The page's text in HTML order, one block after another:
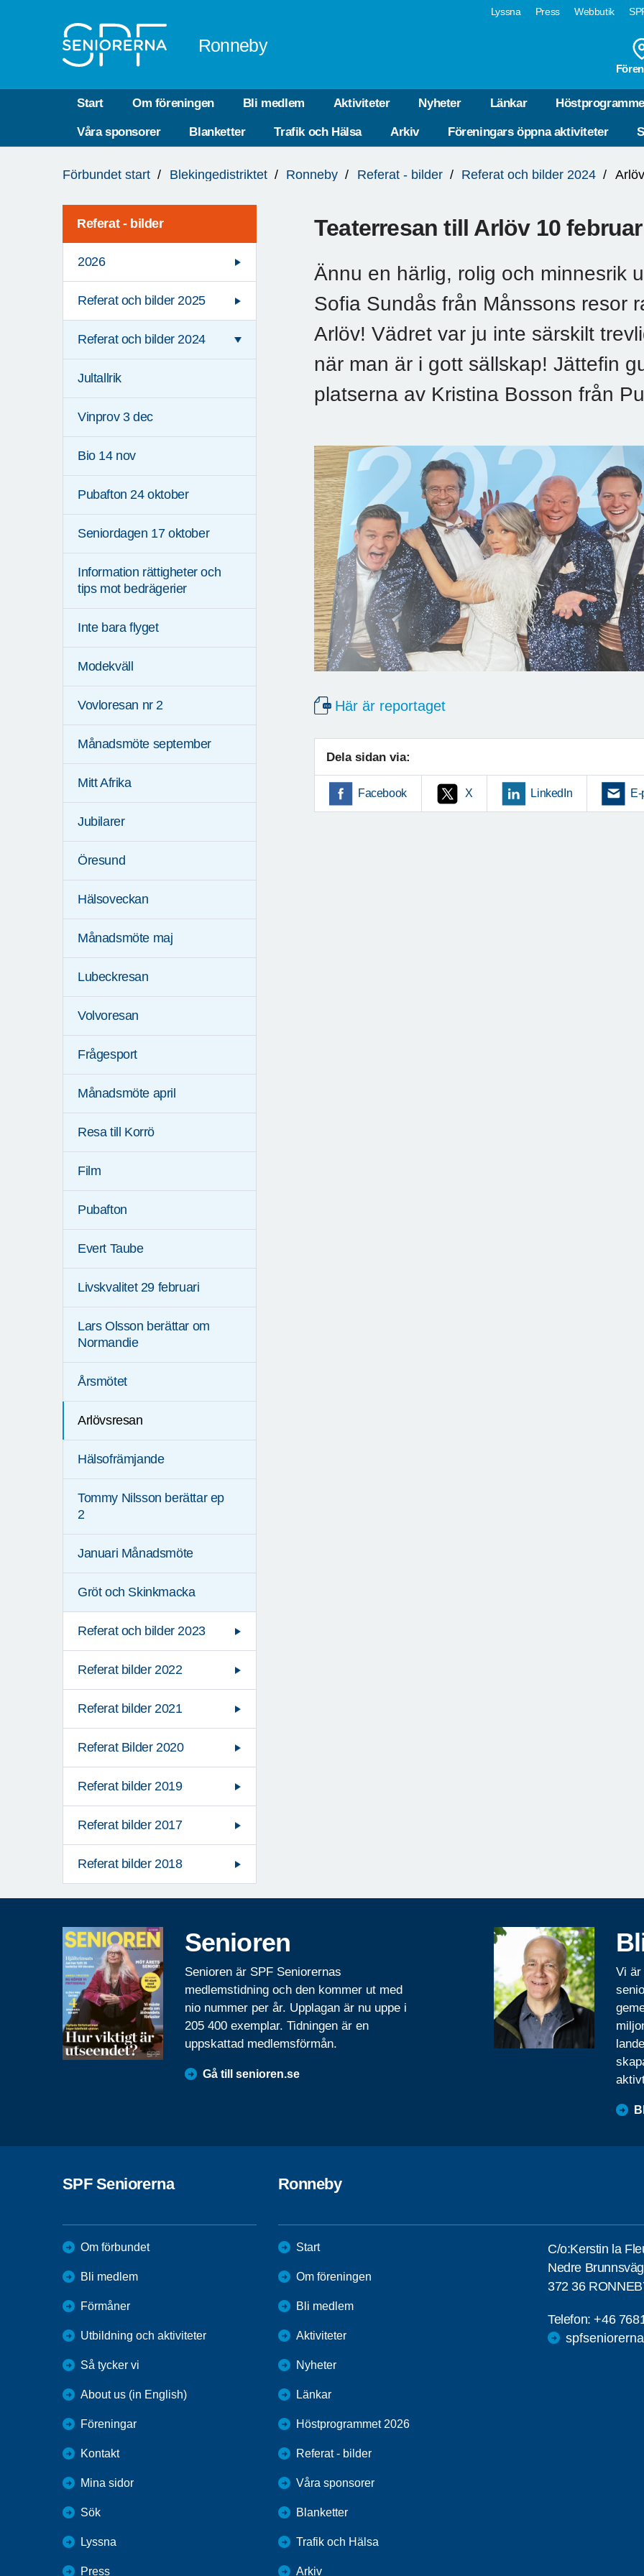
Lyssna Press Webbutik
Ronneby
Start Om föreningen Bli medlem Aktiviteter Nyheter Länkar
Våra sponsorer Blanketter Trafik och Hälsa Arkiv Föreningars öppna aktiviteter
är
Förbundet start Blekingedistriktet Ronneby Referat - bilder Referat och bilder 2024
Referat - bilder
2026
Referat och bilder 2025
Referat och bilder 2024
Jultallrik
Vinprov 3 dec
Bio 14 nov
Pubafton 24 oktober
Seniordagen 17 oktober
Information rättigheter och
tips mot bedrägerier
Inte bara flyget
Modekväll
Vovloresan nr 2
Månadsmöte september
Mitt Afrika
Jubilarer
Öresund
Hälsoveckan
Månadsmöte maj
Lubeckresan
Volvoresan
Frågesport
Månadsmöte april
Resa till Korrö
Film
Pubafton
Evert Taube
Livskvalitet 29 februari
Lars Olsson berättar om
Normandie
Årsmötet
Arlövsresan
Hälsofrämjande
Tommy Nilsson berättar ep
2
Januari Månadsmöte
Gröt och Skinkmacka
Referat och bilder 2023
Referat bilder 2022
Referat bilder 2021
Referat Bilder 2020
Referat bilder 2019
Referat bilder 2017
Referat bilder 2018
Teaterresan till Arlöv 10
Ännu en härlig, rolig och minnesrik
Sofia Sundås från Månssons resor
Arlöv! Vädret var ju inte särskilt
när man är i gott sällskap! Jättefin
platserna av Kristina Bosson från
Här är reportaget
Dela sidan via:
Facebook X LinkedIn
Senioren
Senioren är SPF Seniorernas
medlemstidning och den kommer ut med
nio nummer per år. Upplagan är nu uppe i
205 400 exemplar. Tidningen är en
uppskattad medlemsförmån.
Gå till senioren.se
Vi är
SPF Seniorerna
Om förbundet
Bli medlem
Förmåner
Utbildning och aktiviteter
Så tycker vi
About us (in English)
Föreningar
Kontakt
Mina sidor
Sök
Lyssna
Press
Ronneby
Start
Om föreningen
Bli medlem
Aktiviteter
Nyheter
Länkar
Höstprogrammet 2026
Referat - bilder
Våra sponsorer
Blanketter
Trafik och Hälsa
Arkiv
C/o:Kerstin la
Nedre
372 36
Telefon:+46